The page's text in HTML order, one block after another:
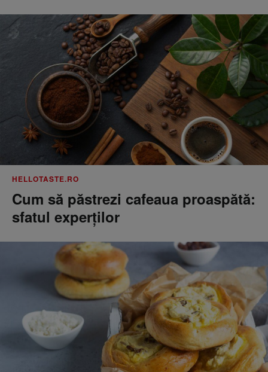
HELLOTASTE.RO
Cum să păstrezi cafeaua proaspătă:
sfatul experților